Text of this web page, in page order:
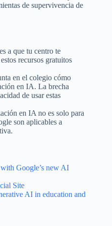
de supervivencia de
a que tu centro te
recursos gratuitos
en el colegio cómo
en IA. La brecha
de usar estas
en IA no es solo para
son aplicables a
Google’s new AI
Site
AI in education and